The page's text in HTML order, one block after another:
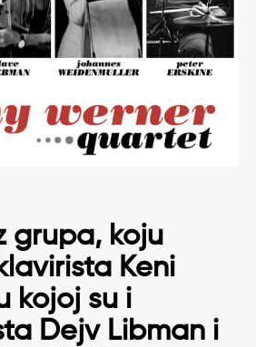
grupa, koju
Keni
kojoj su i
Dejv Libman i